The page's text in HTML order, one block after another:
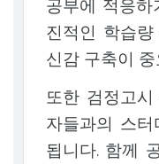
공부에 적응
진적인 학습
신감 구축이
또한 검정고
자들과의 스
됩니다. 함께